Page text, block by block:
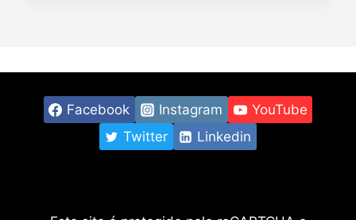
Facebook Instagram
YouTube
Twitter
Linkedin